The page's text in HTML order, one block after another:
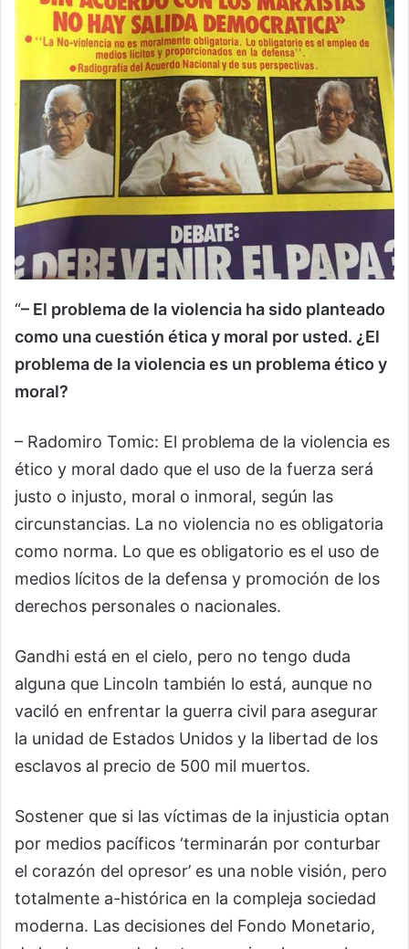
“– El problema de la violencia ha sido planteado
como una cuestión ética y moral por usted. ¿El
problema de la violencia es un problema ético y
moral?
– Radomiro Tomic: El problema de la violencia es
ético y moral dado que el uso de la fuerza será
justo o injusto, moral o inmoral, según las
circunstancias. La no violencia no es obligatoria
como norma. Lo que es obligatorio es el uso de
medios lícitos de la defensa y promoción de los
derechos personales o nacionales.
Gandhi está en el cielo, pero no tengo duda
alguna que Lincoln también lo está, aunque no
vaciló en enfrentar la guerra civil para asegurar
la unidad de Estados Unidos y la libertad de los
esclavos al precio de 500 mil muertos.
Sostener que si las víctimas de la injusticia optan
por medios pacíficos ‘terminarán por conturbar
el corazón del opresor’ es una noble visión, pero
totalmente a-histórica en la compleja sociedad
moderna. Las decisiones del Fondo Monetario,